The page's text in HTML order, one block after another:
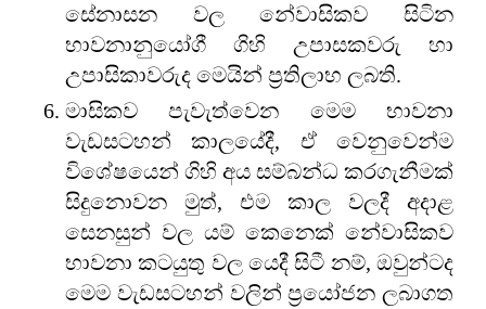
සේනාසන වල නේවාසිකව සිටින
භාවනානුයෝගී ගිහි උපාසකවරු හා
උපාසිකාවරුද මෙයින් ප්‍රතිලාභ ලබති.
මාසිකව පැවැත්වෙන මෙම භාවනා
වැඩසටහන් කාලයේදී, ඒ වෙනුවෙන්ම
විශේෂයෙන් ගිහි අය සම්බන්ධ කරගැනීමක්
සිදුනොවන මුත්, එම කාල වලදී අදාළ
සෙනසුන් වල යම් කෙනෙක් නේවාසිකව
භාවනා කටයුතු වල යෙදී සිටී නම්, ඔවුන්ටද
මෙම වැඩසටහන් වලින් ප්‍රයෝජන ලබාගත